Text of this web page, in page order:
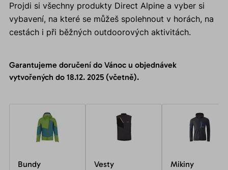
Projdi si všechny produkty Direct Alpine a vyber si
vybavení, na které se můžeš spolehnout v horách, na
cestách i při běžných outdoorových aktivitách.
Garantujeme doručení do Vánoc u objednávek
vytvořených do 18.12. 2025 (včetně).
Bundy Vesty Mikiny